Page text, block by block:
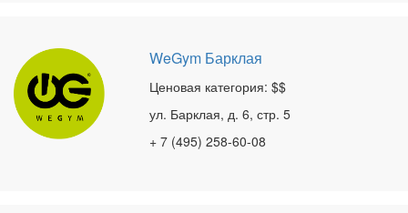
WeGym Барклая
Ценовая категория: $$
ул. Барклая, д. 6, стр. 5
+ 7 (495) 258-60-08